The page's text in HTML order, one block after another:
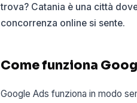
trova? Catania è una città
concorrenza online si sente.
Come funziona
Google Ads funziona in modo